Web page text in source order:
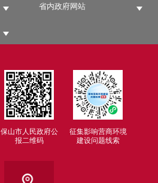
省内政府网站
保山市人民政府公
报二维码
征集影响营商环境
建设问题线索